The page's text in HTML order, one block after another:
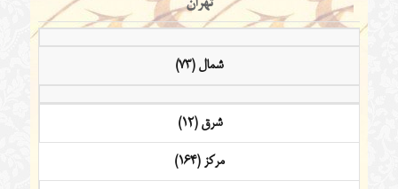
تهران
شمال (73)
شرق (12)
مرکز (164)